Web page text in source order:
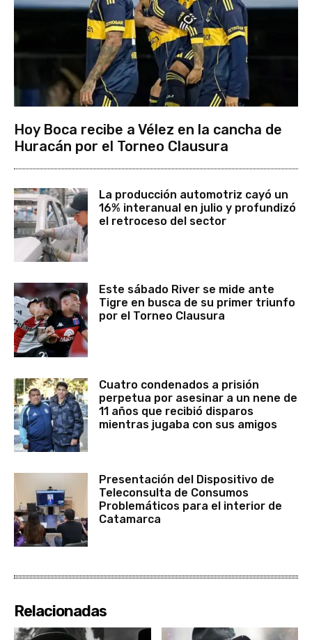
Hoy Boca recibe a Vélez en la cancha de
Huracán por el Torneo Clausura
La producción automotriz cayó un
16% interanual en julio y profundizó
el retroceso del sector
Este sábado River se mide ante
Tigre en busca de su primer triunfo
por el Torneo Clausura
Cuatro condenados a prisión
perpetua por asesinar a un nene de
11 años que recibió disparos
mientras jugaba con sus amigos
Presentación del Dispositivo de
Teleconsulta de Consumos
Problemáticos para el interior de
Catamarca
Relacionadas